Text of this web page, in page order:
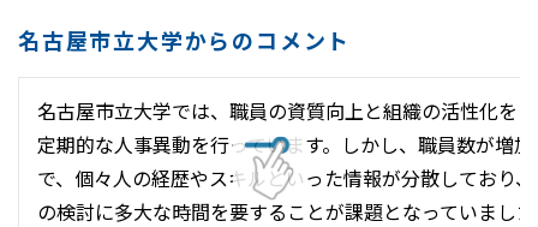
名古屋市立大学からのコメント
名古屋市立大学では、職員の資質向上と組織の活性化を
定期的な人事異動を行っています。しかし、職員数が増
で、個々人の経歴やスキルといった情報が分散しており
の検討に多大な時間を要することが課題となっていまし